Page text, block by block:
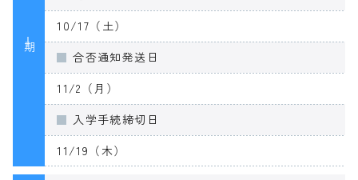
Ⅰ期
10/17（土）
合否通知発送日
11/2（月）
入学手続締切日
11/19（木）